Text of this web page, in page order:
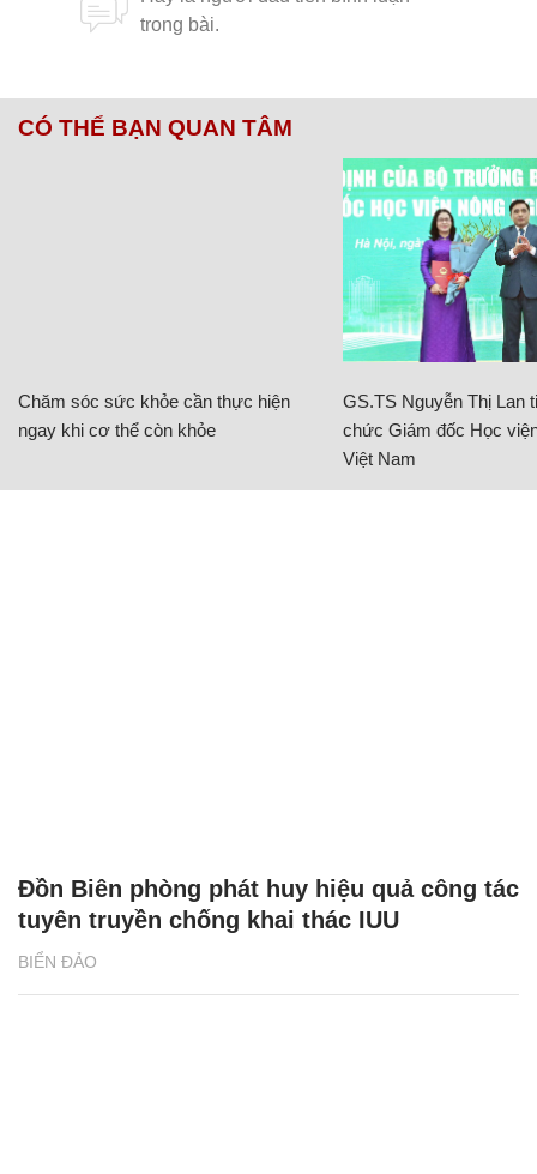
CÓ THỂ BẠN QUAN TÂM
Chăm sóc sức khỏe cần thực hiện
ngay khi cơ thể còn khỏe
GS.TS Nguyễn Thị Lan
chức Giám đốc Học
Việt Nam
BIỂN ĐẢO
Đồn Biên phòng phát huy hiệu quả công tác
tuyên truyền chống khai thác IUU